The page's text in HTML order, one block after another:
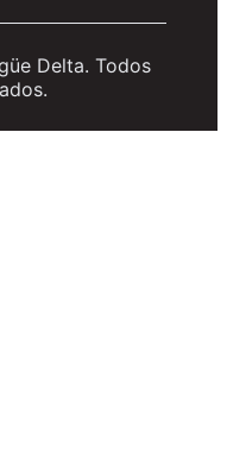
Delta. Todos